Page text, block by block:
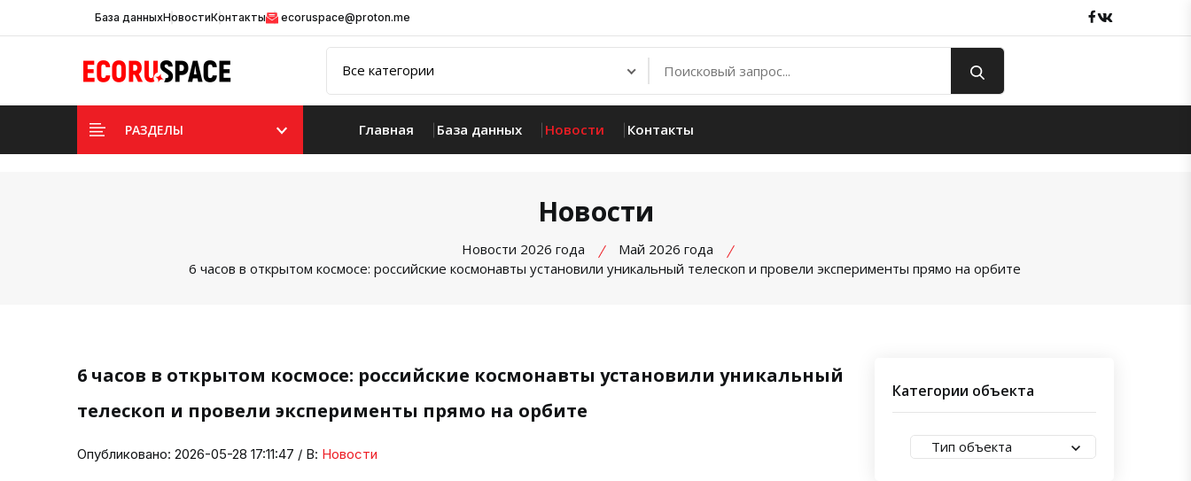
База данныхНовостиКонтакты ecoruspace@proton.me Facebook
РАЗДЕЛЫ Главная База данных Новости Контакты
Новости
Новости 2026 года
Май 2026 года
6 часов в открытом космосе: российские космонавты установили уникальный телескоп и провели эксперименты прямо на орбите
6 часов в открытом космосе: российские космонавты установили уникальный
телескоп и провели эксперименты прямо на орбите
Опубликовано: 2026-05-28 17:11:47 / В: Новости
Категории объекта
Тип объекта